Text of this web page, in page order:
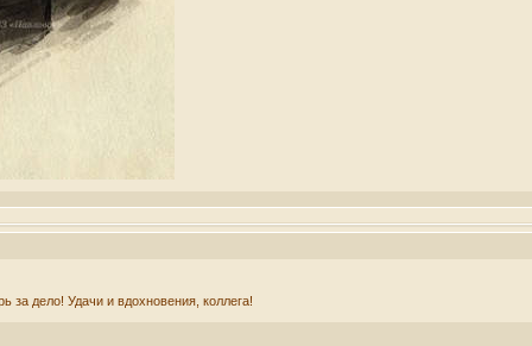
за дело! Удачи и вдохновения, коллега!